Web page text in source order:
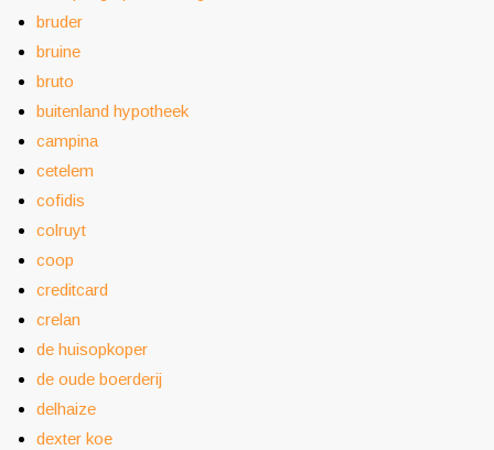
bruder
bruine
bruto
buitenland hypotheek
campina
cetelem
cofidis
colruyt
coop
creditcard
crelan
de huisopkoper
de oude boerderij
delhaize
dexter koe